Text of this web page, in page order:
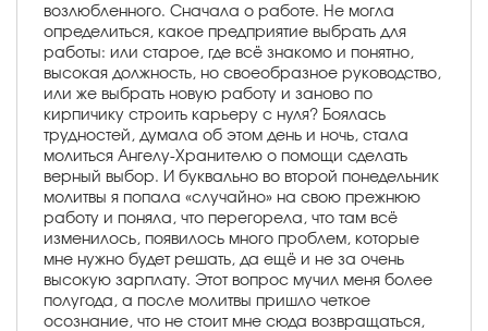
возлюбленного. Сначала о работе. Не могла
определиться, какое предприятие выбрать для
работы: или старое, где всё знакомо и понятно,
высокая должность, но своеобразное руководство,
или же выбрать новую работу и заново по
кирпичику строить карьеру с нуля? Боялась
трудностей, думала об этом день и ночь, стала
молиться Ангелу-Хранителю о помощи сделать
верный выбор. И буквально во второй понедельник
молитвы я попала «случайно» на свою прежнюю
работу и поняла, что перегорела, что там всё
изменилось, появилось много проблем, которые
мне нужно будет решать, да ещё и не за очень
высокую зарплату. Этот вопрос мучил меня более
полугода, а после молитвы пришло четкое
осознание, что не стоит мне сюда возвращаться,